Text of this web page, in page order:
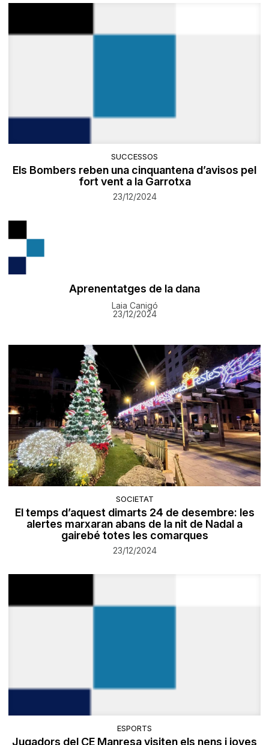
SUCCESSOS
Els Bombers reben una cinquantena d’avisos pel
fort vent a la Garrotxa
23/12/2024
Aprenentatges de la dana
Laia Canigó
23/12/2024
SOCIETAT
El temps d’aquest dimarts 24 de desembre: les
alertes marxaran abans de la nit de Nadal a
gairebé totes les comarques
23/12/2024
ESPORTS
Jugadors del CE Manresa visiten els nens i joves